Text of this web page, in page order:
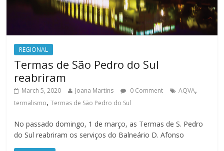
REGIONAL
Termas de São Pedro do Sul
reabriram
March 5, 2020 Joana Martins 0 Comment AQVA,
termalismo,Termas de São Pedro do Sul
No passado domingo, 1 de março, as Termas de S. Pedro
do Sul reabriram os serviços do Balneário D. Afonso